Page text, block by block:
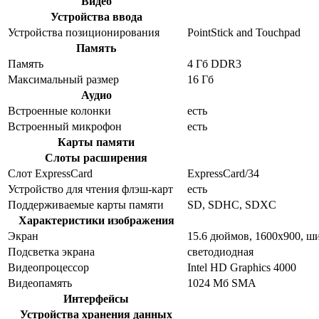
Устройства ввода
Устройства позиционирования
PointStick and Touchpad
Память
Память
4 Гб DDR3
Максимальный размер
16 Гб
Аудио
Встроенные колонки
есть
Встроенный микрофон
есть
Карты памяти
Слоты расширения
Слот ExpressCard
ExpressCard/34
Устройство для чтения флэш-карт
есть
Поддерживаемые карты памяти
SD, SDHC, SDXC
Характеристики изображения
Экран
15.6 дюймов, 1600x900,
Подсветка экрана
светодиодная
Видеопроцессор
Intel HD Graphics 4000
Видеопамять
1024 Мб SMA
Интерфейсы
Устройства хранения данных